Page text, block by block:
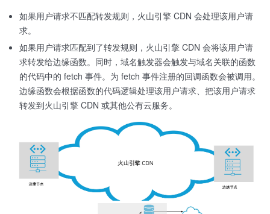
如果用户请求不匹配转发规则，火山引擎 CDN 会处理该用户请
求。
如果用户请求匹配到了转发规则，火山引擎 CDN 会将该用户请
求转发给边缘函数。同时，域名触发器会触发与域名关联的函数
的代码中的 fetch 事件。为 fetch 事件注册的回调函数会被调用。
边缘函数会根据函数的代码逻辑处理该用户请求、把该用户请求
转发到火山引擎 CDN 或其他公有云服务。